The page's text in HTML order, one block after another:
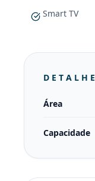
Smart TV
Área
Capacidade